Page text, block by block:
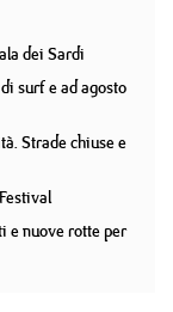
dei Sardi
surf e ad agosto
Strade chiuse e
e nuove rotte per